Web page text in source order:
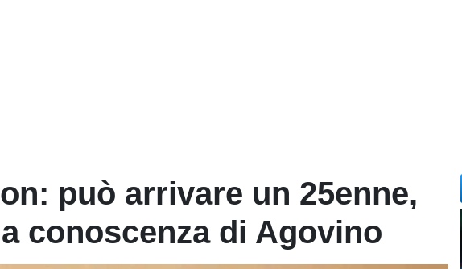
può arrivare un 25enne,
conoscenza di Agovino